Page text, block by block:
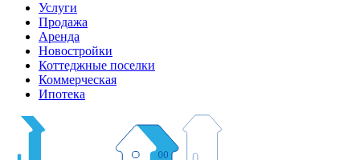
Услуги
Продажа
Аренда
Новостройки
Коттеджные поселки
Коммерческая
Ипотека